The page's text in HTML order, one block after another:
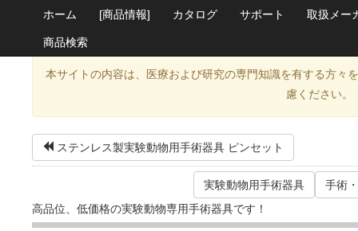
ホーム [商品情報] カタログ サポート 取扱メー
商品検索
本サイトの内容は、医療および研究の専門知識を有する方々
慮ください。
ステンレス製実験動物用手術器具 ピンセット
手術
実験動物用手術器具
高品位、低価格の実験動物専用手術器具です！